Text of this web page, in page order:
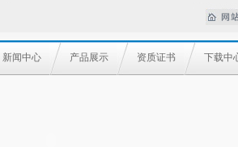
新闻中心 产品展示 资质证书 下载中